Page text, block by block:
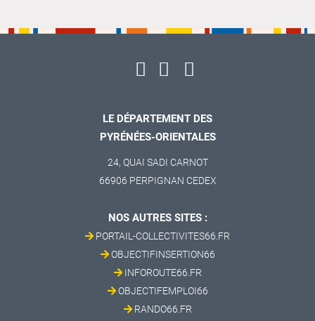
LE DÉPARTEMENT DES
PYRÉNÉES-ORIENTALES
24, QUAI SADI CARNOT
66906 PERPIGNAN CEDEX
NOS AUTRES SITES :
PORTAIL-COLLECTIVITES66.FR
OBJECTIFINSERTION66
INFOROUTE66.FR
OBJECTIFEMPLOI66
RANDO66.FR